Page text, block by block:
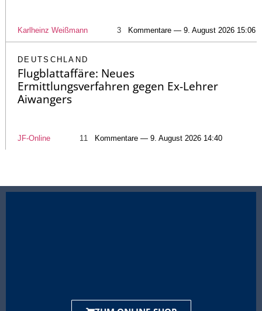
Karlheinz Weißmann 3 Kommentare — 9. August 2026 15:06
DEUTSCHLAND
Flugblattaffäre: Neues
Ermittlungsverfahren gegen Ex-Lehrer
Aiwangers
JF-Online 11 Kommentare — 9. August 2026 14:40